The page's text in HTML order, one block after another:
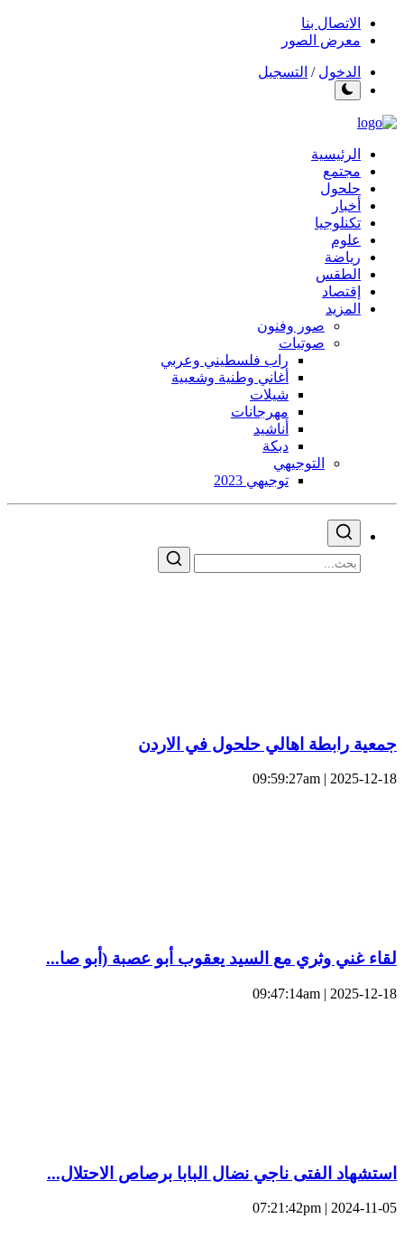
الاتصال بنا
معرض الصور
الدخول / التسجيل
الرئيسية
مجتمع
حلحول
أخبار
تكنلوجيا
علوم
رياضة
الطقس
إقتصاد
المزيد
صور وفنون
صوتيات
راب فلسطيني وعربي
أغاني وطنية وشعبية
شيلات
مهرجانات
أناشيد
دبكة
التوجيهي
توجيهي 2023
جمعية رابطة اهالي حلحول في الاردن
2025-12-18 | 09:59:27am
لقاء غني وثري مع السيد يعقوب أبو عصبة (أبو صا...
2025-12-18 | 09:47:14am
استشهاد الفتى ناجي نضال البابا برصاص الاحتلال...
2024-11-05 | 07:21:42pm